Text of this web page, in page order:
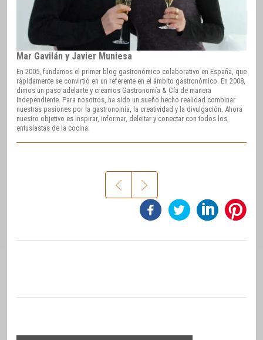
Mar Gavilán y Javier Muniesa
En 2005, fundamos el primer blog gastronómico colaborativo en España, que
rápidamente se convirtió en un referente en el ámbito gastronómico. En 2008,
dimos un paso adelante y creamos Gastronomía & Cía de manera
independiente. Para nosotros, ha sido un sueño hecho realidad combinar
nuestras pasiones por la gastronomía, la creatividad y la divulgación. Ahora
nuestro objetivo es inspirar, informar, deleitar y conectar con todos los
entusiastas de la cocina.